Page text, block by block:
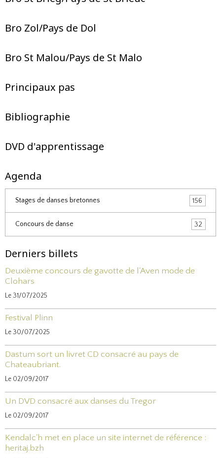
Bro Zol/Pays de Dol
Bro St Malou/Pays de St Malo
Principaux pas
Bibliographie
DVD d'apprentissage
Agenda
Stages de danses bretonnes 156
Concours de danse 32
Derniers billets
Deuxième concours de gavotte de l'Aven mode de
Clohars
Le 31/07/2025
Festival Plinn
Le 30/07/2025
Dastum sort un livret CD consacré au pays de
Chateaubriant.
Le 02/09/2017
Un DVD consacré aux danses du Tregor
Le 02/09/2017
Kendalc'h met en place un site internet de référence :
heritaj.bzh